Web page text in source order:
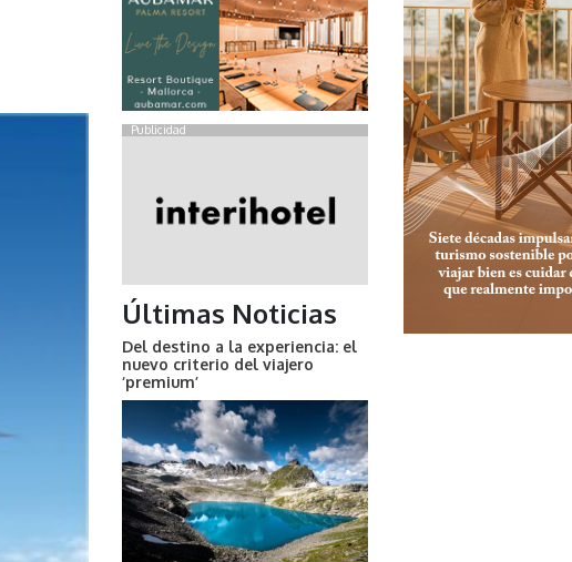
Publicidad
Últimas Noticias
Del destino a la experiencia: el
nuevo criterio del viajero
‘premium’